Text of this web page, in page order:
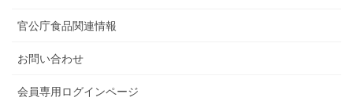
官公庁食品関連情報
お問い合わせ
会員専用ログインページ